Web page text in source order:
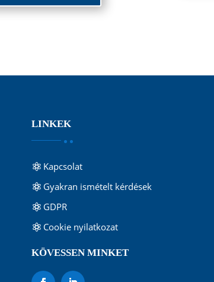
LINKEK
Kapcsolat
Gyakran ismételt kérdések
GDPR
Cookie nyilatkozat
KÖVESSEN MINKET